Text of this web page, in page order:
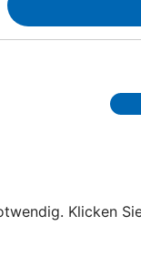
Klicken